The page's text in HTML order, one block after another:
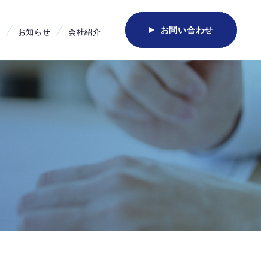
お知らせ 会社紹介 お問い合わせ